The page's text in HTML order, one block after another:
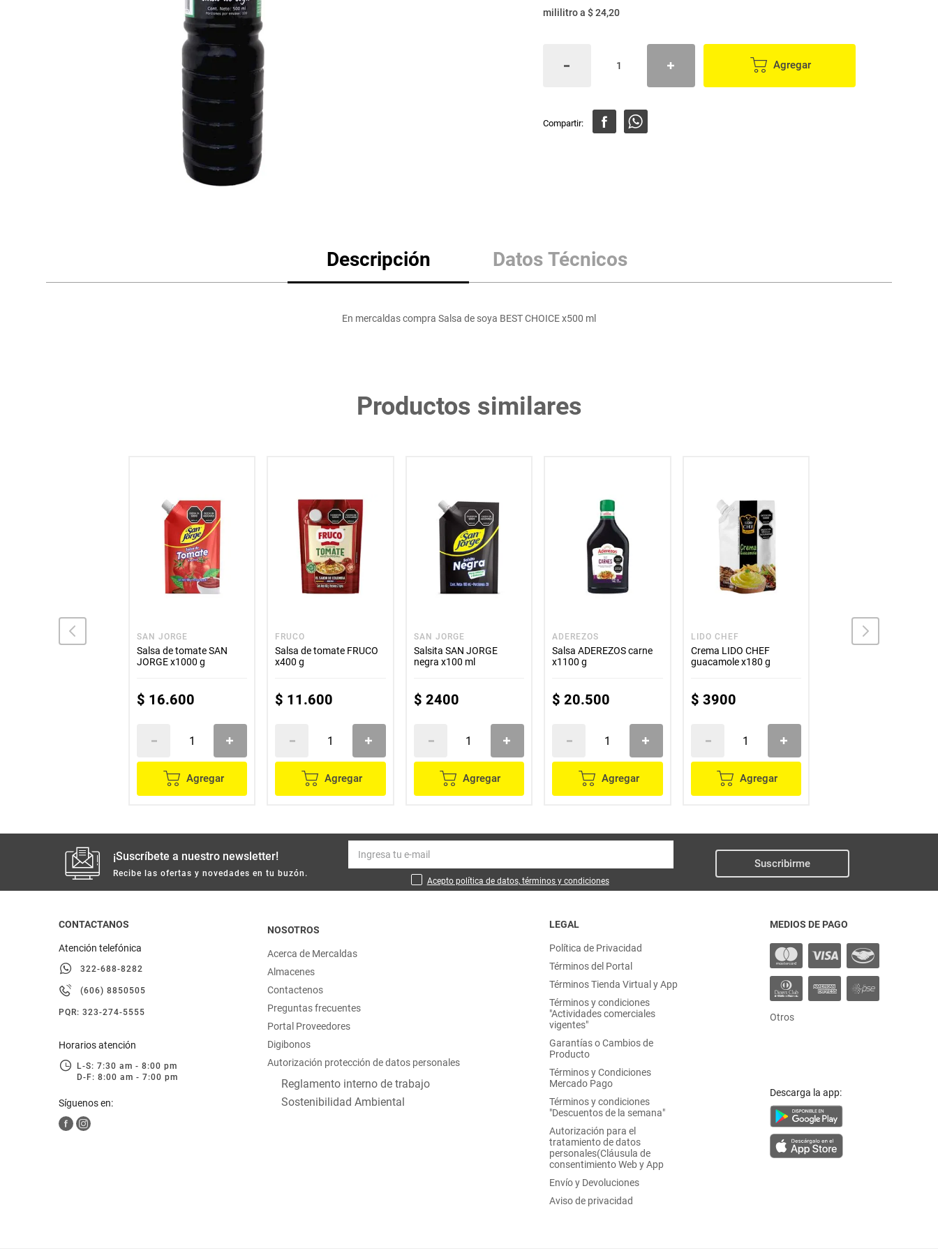
otros
mililitroa $ 24,20
Agregar
Descripción Datos Técnicos
En mercaldas compra Salsa de soya BEST CHOICE x500 ml
Productos similares
SAN JORGE
Salsa de tomate SAN
JORGE x1000 g
$ 16.600
Agregar
FRUCO
Salsa de tomate FRUCO
x400 g
$ 11.600
Agregar
SAN JORGE
Salsita SAN JORGE
negra x100 ml
$ 2400
Agregar
ADEREZOS
Salsa ADEREZOS carne
x1100 g
$ 20.500
Agregar
LIDO CHEF
Crema LIDO CHEF
guacamole x180 g
$ 3900
Agregar
SAN JORGE
¡Suscríbete a nuestro newsletter!
Recibe las ofertas y novedades en tu buzón.
Acepto política de datos, términos y condiciones
Suscribirme
CONTACTANOS
Atención telefónica
322-688-8282
(606) 8850505
PQR: 323-274-5555
Horarios atención
L-S: 7:30 am - 8:00 pm
D-F: 8:00 am - 7:00 pm
Síguenos en:
NOSOTROS
Acerca de Mercaldas
Almacenes
Contactenos
Preguntas frecuentes
Portal Proveedores
Digibonos
Autorización protección de datos personales
Reglamento interno de trabajo
Sostenibilidad Ambiental
LEGAL
Política de Privacidad
Términos del Portal
Términos Tienda Virtual y App
Términos y condiciones
"Actividades comerciales
vigentes"
Garantías o Cambios de
Producto
Términos y Condiciones
Mercado Pago
Términos y condiciones
"Descuentos de la semana"
Autorización para el
tratamiento de datos
personales(Cláusula de
consentimiento Web y App
Envío y Devoluciones
Aviso de privacidad
MEDIOS DE PAGO
Otros
Descarga la app:
Aceite